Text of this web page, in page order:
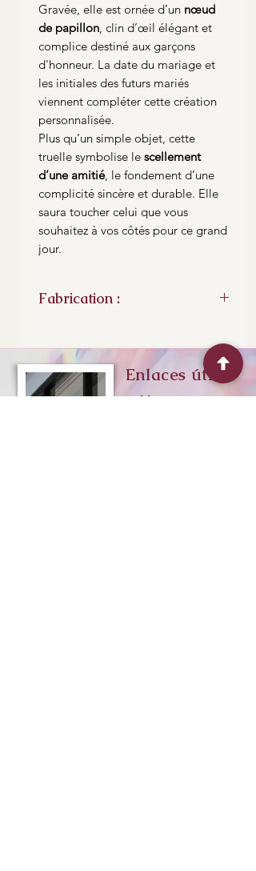
Gravée, elle est ornée d’un nœud
de papillon , clin d’œil élégant et
complice destiné aux garçons
d'honneur. La date du mariage et
les initiales des futurs mariés
viennent compléter cette création
personnalisée.
Plus qu’un simple objet, cette
truelle symbolise le scellement
d’une amitié, le fondement d’une
complicité sincère et durable. Elle
saura toucher celui que vous
souhaitez à vos côtés pour ce grand
jour.
Fabrication :
20cm de lame, manche en bois.
Longueur totale ; 32 cm
Enlaces útiles
Me contacter